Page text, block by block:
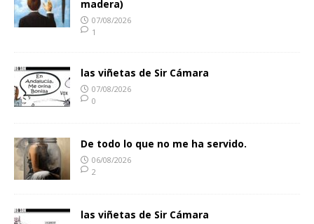
madera)
07/08/2026
1
las viñetas de Sir Cámara
07/08/2026
0
De todo lo que no me ha servido.
06/08/2026
2
las viñetas de Sir Cámara